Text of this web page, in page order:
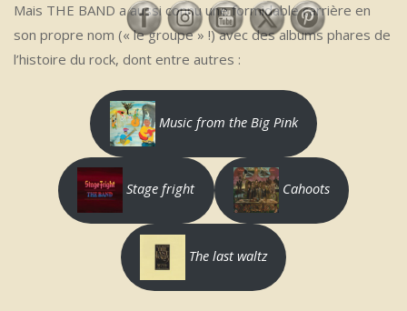
Mais THE BAND a aussi connu une formidable carrière en
son propre nom (« le groupe » !) avec des albums phares de
l’histoire du rock, dont entre autres :
Music from the Big Pink
Stage fright Cahoots
The last waltz